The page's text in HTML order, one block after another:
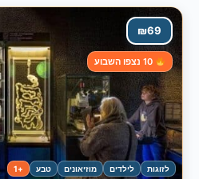
69
₪
לזוגות לילדים מוזיאונים טבע +1